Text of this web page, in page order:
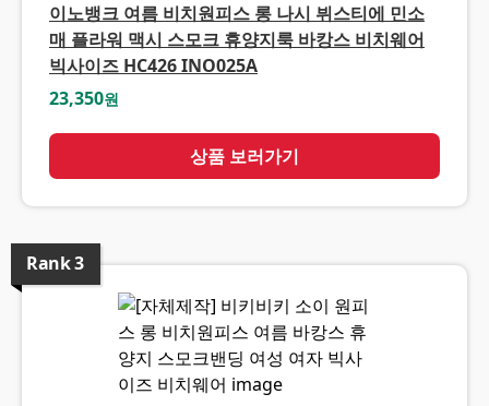
이노뱅크 여름 비치원피스 롱 나시 뷔스티에 민소
매 플라워 맥시 스모크 휴양지룩 바캉스 비치웨어
빅사이즈 HC426 INO025A
23,350원
상품 보러가기
Rank3